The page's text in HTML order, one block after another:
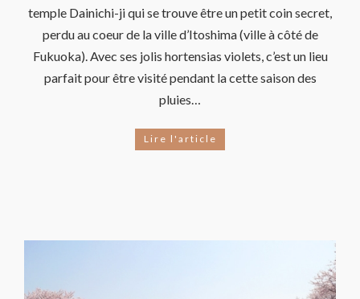
temple Dainichi-ji qui se trouve être un petit coin secret,
perdu au coeur de la ville d’Itoshima (ville à côté de
Fukuoka). Avec ses jolis hortensias violets, c’est un lieu
parfait pour être visité pendant la cette saison des
pluies…
Lire l'article